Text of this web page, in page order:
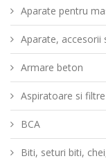
Aparate pentru
Aparate, accesorii
Armare beton
Aspiratoare si filtre
BCA
Biti, seturi biti,